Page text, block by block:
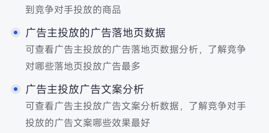
到竞争对手投放的商品
广告主投放的广告落地页数据
可查看广告主投放的广告落地页数据分析，了解竞争
对哪些落地页投放广告最多
广告主投放广告文案分析
可查看广告主投放广告文案分析数据，了解竞争对手
投放的广告文案哪些效果最好